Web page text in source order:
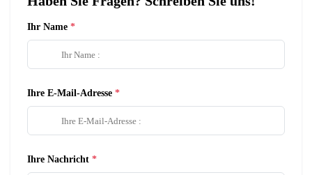
Ihr Name
Ihre E-Mail-Adresse
Ihre Nachricht